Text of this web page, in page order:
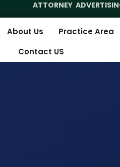
ATTORNEY
About Us
Practice Area
Contact US